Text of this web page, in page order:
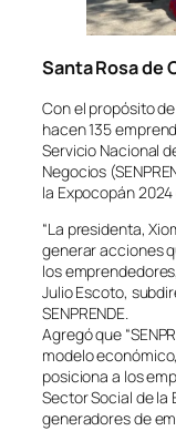
Santa Rosa de
Con el propósito
hacen 135
Servicio Nacional
Negocios
la Expocopán
“La presidenta,
generar acciones
los
Julio Escoto,
SENPRENDE.
Agregó que
modelo
posiciona a los
Sector Social de la
generadores de